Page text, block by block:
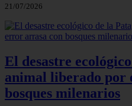
21/07/2026
El desastre
animal liberado por
bosques milenarios